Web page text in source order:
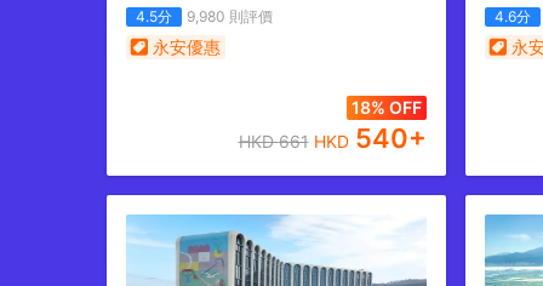
4.5分 9,980 則評價
永安優惠
18% OFF
HKD661 HKD 540+
4.6分
永